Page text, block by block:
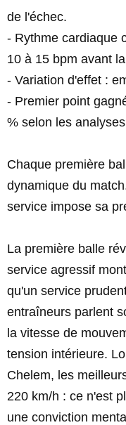
de l'échec.
- Rythme cardiaque
10 à 15 bpm avant
- Variation d'effet :
- Premier point
% selon les
Chaque première
dynamique du
service impose sa
La première balle
service agressif
qu'un service
entraîneurs parlent
la vitesse de
tension intérieure.
Chelem, les
220 km/h : ce n'est
une conviction